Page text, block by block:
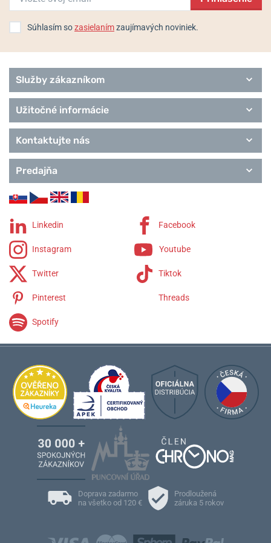
Súhlasím sozasielanímzaujímavých noviniek.
Služby zákazníkom
Užitočné informácie
Kontaktujte nás
Predajňa
Linkedin Facebook
Instagram Youtube
Twitter Tiktok
Pinterest Threads
Spotify
Doprava zadarmo
na všetko od 120 €
Prodloužená
záruka 5 rokov